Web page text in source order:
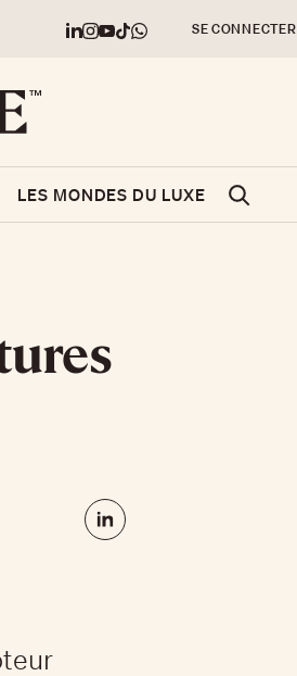
SE CONNECTER
LES MONDES DU LUXE